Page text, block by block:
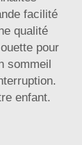
facilité
qualité
pour
sommeil
enfant.